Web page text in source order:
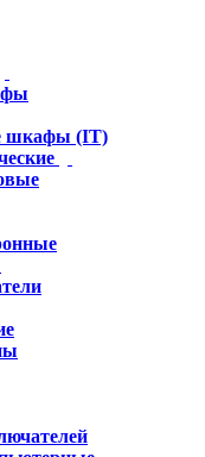
шкафы (IT)